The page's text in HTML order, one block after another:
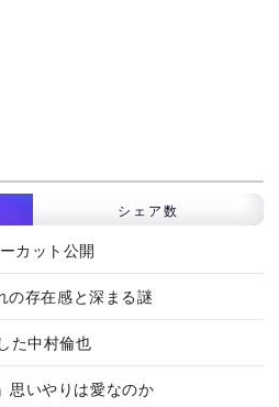
シェア数
カット公開
の存在感と深まる謎
た中村倫也
思いやりは愛なのか